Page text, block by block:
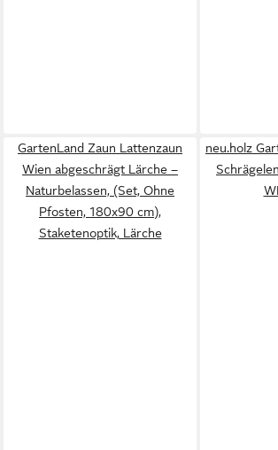
GartenLand Zaun Lattenzaun
Wien abgeschrägt Lärche –
Naturbelassen, (Set, Ohne
Pfosten, 180x90 cm),
Staketenoptik, Lärche
neu.holz